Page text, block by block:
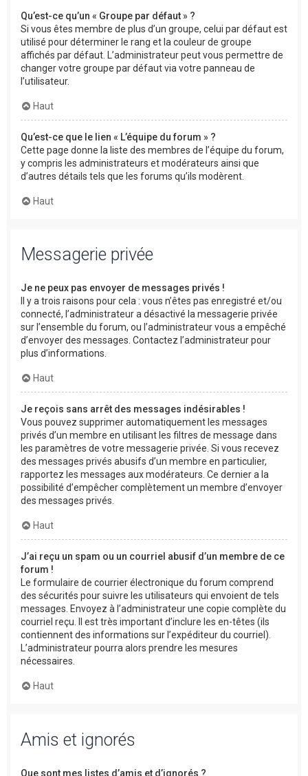
Qu’est-ce qu’un « Groupe par défaut » ?
Si vous êtes membre de plus d’un groupe, celui par défaut est
utilisé pour déterminer le rang et la couleur de groupe
affichés par défaut. L’administrateur peut vous permettre de
changer votre groupe par défaut via votre panneau de
l’utilisateur.
Haut
Qu’est-ce que le lien « L’équipe du forum » ?
Cette page donne la liste des membres de l’équipe du forum,
y compris les administrateurs et modérateurs ainsi que
d’autres détails tels que les forums qu’ils modèrent.
Haut
Messagerie privée
Je ne peux pas envoyer de messages privés !
Il y a trois raisons pour cela : vous n’êtes pas enregistré et/ou
connecté, l’administrateur a désactivé la messagerie privée
sur l’ensemble du forum, ou l’administrateur vous a empêché
d’envoyer des messages. Contactez l’administrateur pour
plus d’informations.
Haut
Je reçois sans arrêt des messages indésirables !
Vous pouvez supprimer automatiquement les messages
privés d’un membre en utilisant les filtres de message dans
les paramètres de votre messagerie privée. Si vous recevez
des messages privés abusifs d’un membre en particulier,
rapportez les messages aux modérateurs. Ce dernier a la
possibilité d’empêcher complètement un membre d’envoyer
des messages privés.
Haut
J’ai reçu un spam ou un courriel abusif d’un membre de ce
forum !
Le formulaire de courrier électronique du forum comprend
des sécurités pour suivre les utilisateurs qui envoient de tels
messages. Envoyez à l’administrateur une copie complète du
courriel reçu. Il est très important d’inclure les en-têtes (ils
contiennent des informations sur l’expéditeur du courriel).
L’administrateur pourra alors prendre les mesures
nécessaires.
Haut
Amis et ignorés
Que sont mes listes d’amis et d’ignorés ?